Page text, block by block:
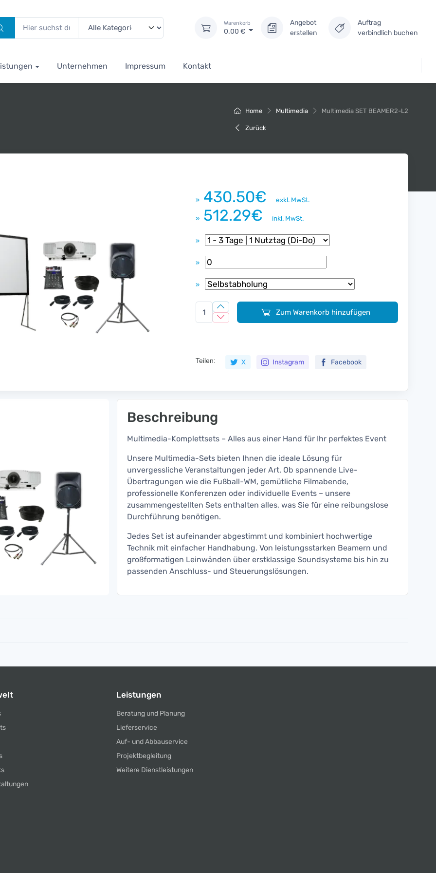
Warenkorb
0.00 €
Angebot
erstellen
Auftrag
verbindlich buchen
Unternehmen Impressum Kontakt
Home Multimedia Multimedia SET BEAMER2-L2
Zurück
» 430.50€ exkl. MwSt.
» 512.29€ inkl. MwSt.
»
»
»
Zum Warenkorb hinzufügen
Teilen: X Instagram Facebook
Beschreibung
Multimedia-Komplettsets – Alles aus einer Hand für Ihr perfektes Event
Unsere Multimedia-Sets bieten Ihnen die ideale Lösung für
unvergessliche Veranstaltungen jeder Art. Ob spannende Live-
Übertragungen wie die Fußball-WM, gemütliche Filmabende,
professionelle Konferenzen oder individuelle Events – unsere
zusammengestellten Sets enthalten alles, was Sie für eine reibungslose
Durchführung benötigen.
Jedes Set ist aufeinander abgestimmt und kombiniert hochwertige
Technik mit einfacher Handhabung. Von leistungsstarken Beamern und
großformatigen Leinwänden über erstklassige Soundsysteme bis hin zu
passenden Anschluss- und Steuerungslösungen.
Leistungen
Beratung und Planung
Lieferservice
Auf- und Abbauservice
Projektbegleitung
Weitere Dienstleistungen